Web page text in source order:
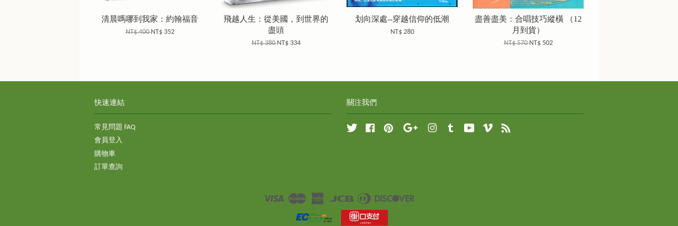
清晨嗎哪到我家：約翰福音
NT$ 400NT$ 352
飛越人生：從美國，到世界的
盡頭
NT$ 380NT$ 334
划向深處--穿越信仰的低潮
NT$ 280
盡善盡美：合唱技巧縱橫 （12
月到貨）
NT$ 570NT$ 502
快速連結
常見問題 FAQ
會員登入
購物車
訂單查詢
關注我們
Twitter FacebookPinterest Google InstagramTumblr YouTubeVimeo
Visa Master
American
JCB
Diners